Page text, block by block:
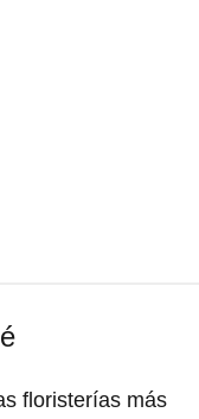
floristerías más